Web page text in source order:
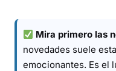
Mira primero las
novedades suele
emocionantes. Es el